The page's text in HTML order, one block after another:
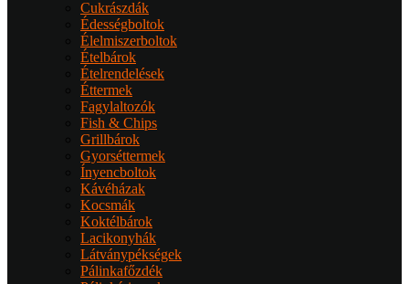
Cukrászdák
Édességboltok
Élelmiszerboltok
Ételbárok
Ételrendelések
Éttermek
Fagylaltozók
Fish & Chips
Grillbárok
Gyorséttermek
Ínyencboltok
Kávéházak
Kocsmák
Koktélbárok
Lacikonyhák
Látványpékségek
Pálinkafőzdék